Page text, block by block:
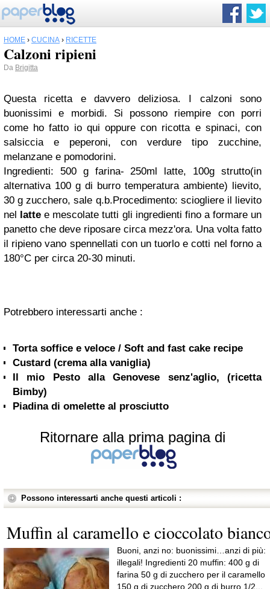
HOME › CUCINA › RICETTE
Calzoni ripieni
Da Brigitta
Questa ricetta e davvero deliziosa. I calzoni sono
buonissimi e morbidi. Si possono riempire con porri
come ho fatto io qui oppure con ricotta e spinaci, con
salsiccia e peperoni, con verdure tipo zucchine,
melanzane e pomodorini.
Ingredienti: 500 g farina- 250ml latte, 100g strutto(in
alternativa 100 g di burro temperatura ambiente) lievito,
30 g zucchero, sale q.b.Procedimento: sciogliere il lievito
nel latte e mescolate tutti gli ingredienti fino a formare un
panetto che deve riposare circa mezz'ora. Una volta fatto
il ripieno vano spennellati con un tuorlo e cotti nel forno a
180°C per circa 20-30 minuti.
Potrebbero interessarti anche :
Torta soffice e veloce / Soft and fast cake recipe
Custard (crema alla vaniglia)
Il mio Pesto alla Genovese senz'aglio, (ricetta
Bimby)
Piadina di omelette al prosciutto
Ritornare alla prima pagina di
Possono interessarti anche questi articoli :
Muffin al caramello e cioccolato
Buoni, anzi no: buonissimi…anzi di più:
illegali! Ingredienti 20 muffin: 400 g di
farina 50 g di zucchero per il caramello
150 g di zucchero 200 g di burro 1/2...